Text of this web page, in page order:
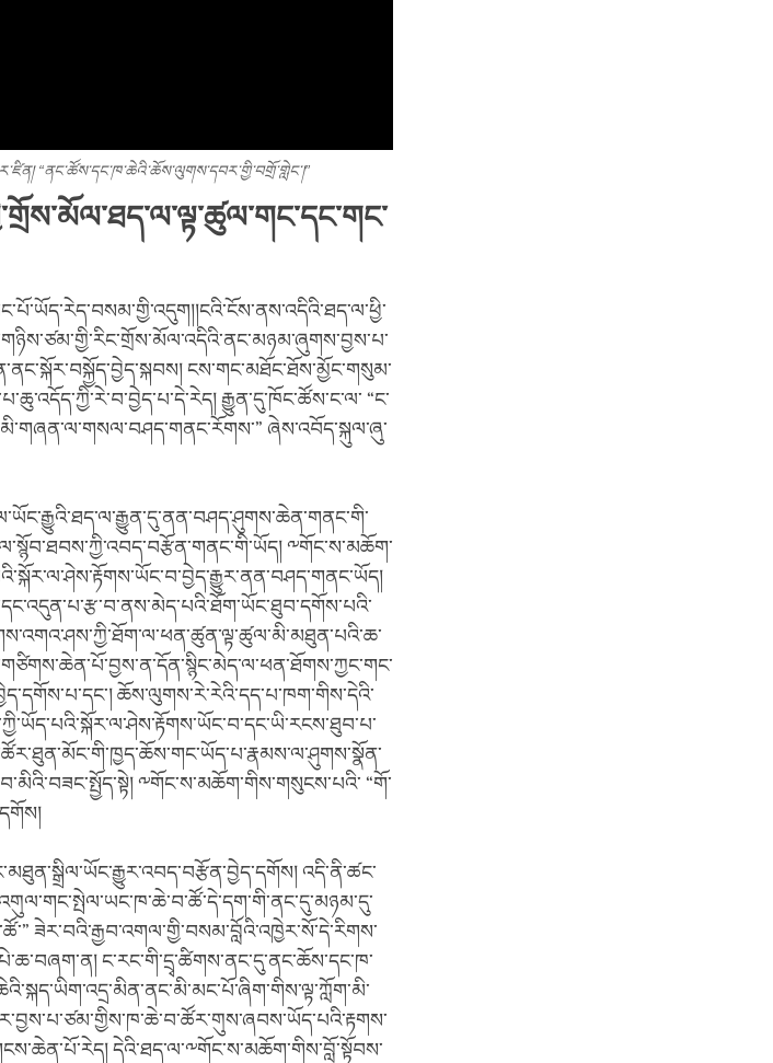
“ནང་ཚོས་དང་ཁ་ཆེའི་ཆོས་ལུགས་དབར་གྱི་བགྲོ་གླེང་།”
ངས་གང་མཐོང་ཐོས་མྱོང་གསུམ་
རྒྱུན་དུ་ཁོང་ཚོས་ང་ལ་ “ང་
ཞེས་འབོད་སྐུལ་ཞུ་
༸གོང་ས་མཆོག་
ཆོས་ལུགས་རེ་རེའི་དད་པ་ཁག་གིས་དེའི་
༸གོང་ས་མཆོག་གིས་གསུངས་པའི་ “གོ་
འདི་ནི་ཚང་
ཟེར་བའི་རྒྱབ་འགལ་གྱི་བསམ་བློའི་འཁྱེར་སོ་དེ་རིགས་
ང་རང་གི་དྲྭ་ཚིགས་ནང་དུ་ནང་ཆོས་དང་ཁ་
དེའི་ཐད་ལ་༸གོང་ས་མཆོག་གིས་བློ་སྟོབས་